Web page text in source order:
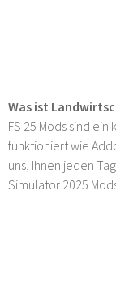
Was ist
FS 25 Mods sind
funktioniert wie
uns, Ihnen jeden
Simulator 2025